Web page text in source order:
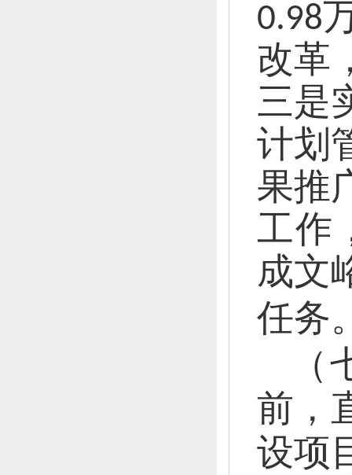
0.98
改革
三是
计划
果推
工作
成文
任务
前，
设项